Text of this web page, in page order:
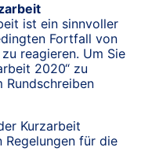
ist ein sinnvoller
Fortfall von
reagieren. Um Sie
2020“ zu
Rundschreiben
Kurzarbeit
Regelungen für die